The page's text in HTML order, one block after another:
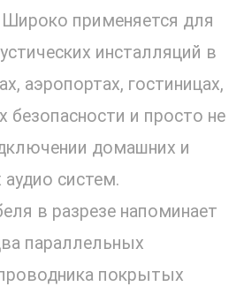
Широко применяется для
инсталляций в
аэропортах, гостиницах,
безопасности и просто не
домашних и
систем.
в разрезе напоминает
параллельных
покрытых